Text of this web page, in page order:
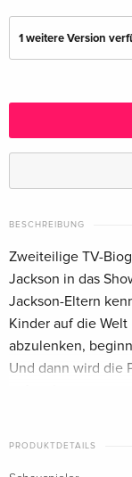
1 weitere Version
BESCHREIBUNG
Zweiteilige TV-
Jackson in das
Jackson-Eltern
Kinder auf die
abzulenken,
Und dann wird die
PRODUKTDETAILS